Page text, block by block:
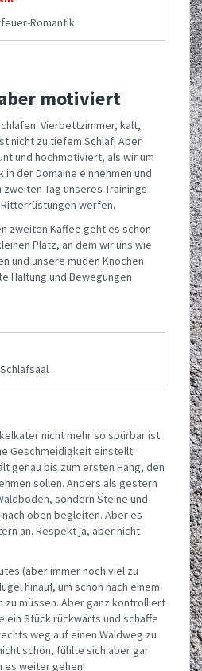
Romantik
aber motiviert
Vierbettzimmer, kalt,
nicht zu tiefem Schlaf! Aber
und hochmotiviert, als wir um
in der Domaine einnehmen und
Tag unseres Trainings
werfen.
zweiten Kaffee geht es schon
Platz, an dem wir uns wie
und unsere müden Knochen
Haltung und Bewegungen
Schlafsaal
nicht mehr so spürbar ist
Geschmeidigkeit einstellt.
genau bis zum ersten Hang, den
sollen. Anders als gestern
sondern Steine und
oben begleiten. Aber es
an. Respekt ja, aber nicht
(aber immer noch viel zu
hinauf, um schon nach einem
müssen. Aber ganz kontrolliert
ein Stück rückwärts und schaffe
weg auf einen Waldweg zu
schön, fühlte sich aber gar
es weiter gehen!